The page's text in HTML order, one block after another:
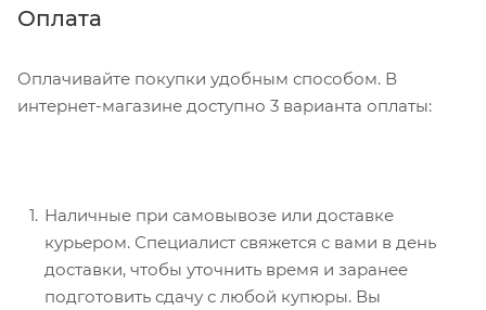
Нажмите кнопку «Оформить заказ».
Оплата
Оплачивайте покупки удобным способом. В
интернет-магазине доступно 3 варианта оплаты:
Наличные при самовывозе или доставке
курьером. Специалист свяжется с вами в день
доставки, чтобы уточнить время и заранее
подготовить сдачу с любой купюры. Вы